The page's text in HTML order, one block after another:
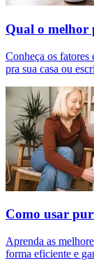
Qual o
Conheça os fatores
pra sua casa ou
Como usar
Aprenda as
forma eficiente e